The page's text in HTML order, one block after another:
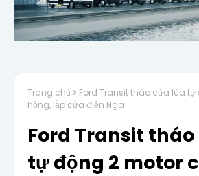
Trang chủ
Ford Transit tháo cửa lùa tự
hỏng, lắp cửa điện Nga
Ford Transit
tự động 2 motor